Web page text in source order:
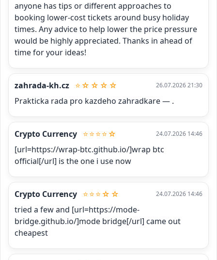
anyone has tips or different approaches to
booking lower-cost tickets around busy holiday
times. Any advice to help lower the price pressure
would be highly appreciated. Thanks in ahead of
time for your ideas!
zahrada-kh.cz ⭐☆☆☆☆ 26.07.2026 21:30
Prakticka rada pro kazdeho zahradkare — .
Crypto Currency ⭐⭐⭐⭐☆ 24.07.2026 14:46
[url=https://wrap-btc.github.io/]wrap btc
official[/url] is the one i use now
Crypto Currency ⭐⭐⭐☆☆ 24.07.2026 14:46
tried a few and [url=https://mode-
bridge.github.io/]mode bridge[/url] came out
cheapest